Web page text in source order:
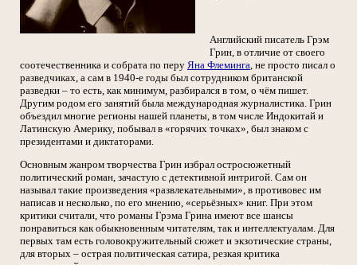
Английский писатель Грэм
Грин, в отличие от своего
соотечественника и собрата по перу Яна Флеминга, не просто писал о
разведчиках, а сам в 1940-е годы был сотрудником британской
разведки – то есть, как минимум, разбирался в том, о чём пишет.
Другим родом его занятий была международная журналистика. Грин
объездил многие регионы нашей планеты, в том числе Индокитай и
Латинскую Америку, побывал в «горячих точках», был знаком с
президентами и диктаторами.
Основным жанром творчества Грин избрал остросюжетный
политический роман, зачастую с детективной интригой. Сам он
называл такие произведения «развлекательными», в противовес им
написав и несколько, по его мнению, «серьёзных» книг. При этом
критики считали, что романы Грэма Грина имеют все шансы
понравиться как обыкновенным читателям, так и интеллектуалам. Для
первых там есть головокружительный сюжет и экзотические страны,
для вторых – острая политическая сатира, резкая критика